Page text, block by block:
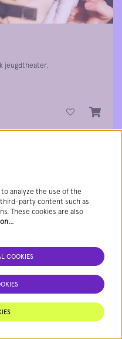
jeugdtheater.
geïnspireerd op het
analyze the use of the
party content such as
These cookies are also
COOKIES